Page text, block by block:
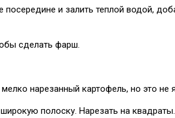
и залить теплой водой,
сделать фарш.
нарезанный картофель, но это не
полоску. Нарезать на квадраты.